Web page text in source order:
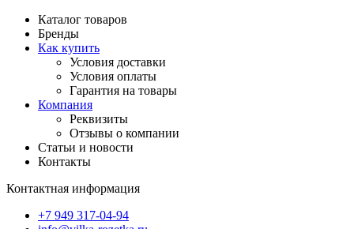
Каталог товаров
Бренды
Как купить
Условия доставки
Условия оплаты
Гарантия на товары
Компания
Реквизиты
Отзывы о компании
Статьи и новости
Контакты
Контактная информация
+7 949 317-04-94